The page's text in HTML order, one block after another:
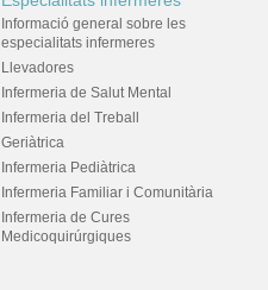
Informació general sobre les
especialitats infermeres
Llevadores
Infermeria de Salut Mental
Infermeria del Treball
Geriàtrica
Infermeria Pediàtrica
Infermeria Familiar i Comunitària
Infermeria de Cures
Medicoquirúrgiques